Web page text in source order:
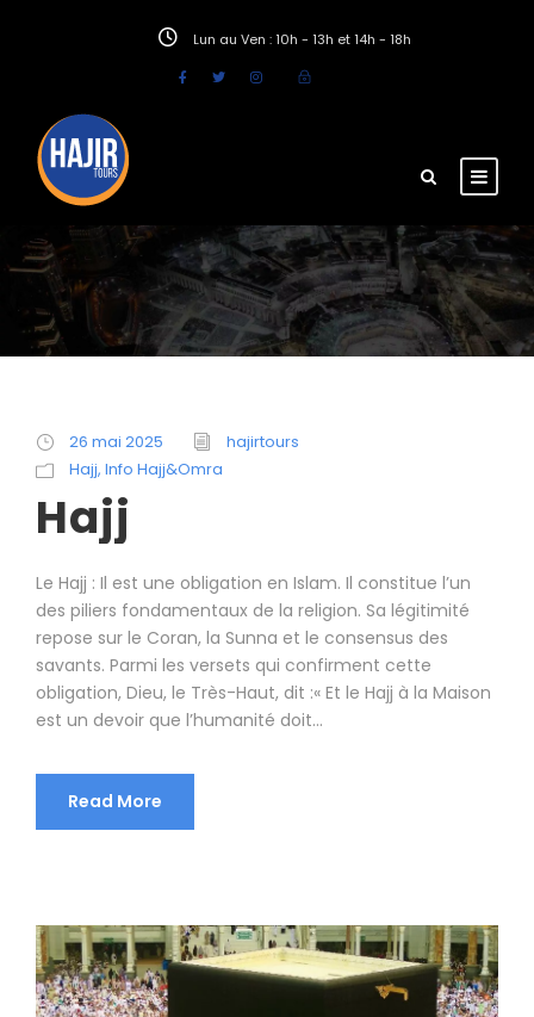
Lun au Ven : 10h - 13h et 14h - 18h
26 mai 2025
hajirtours
Hajj, Info Hajj&Omra
Hajj
Le Hajj : Il est une obligation en Islam. Il constitue l’un
des piliers fondamentaux de la religion. Sa légitimité
repose sur le Coran, la Sunna et le consensus des
savants. Parmi les versets qui confirment cette
obligation, Dieu, le Très-Haut, dit :« Et le Hajj à la Maison
est un devoir que l’humanité doit...
Read More